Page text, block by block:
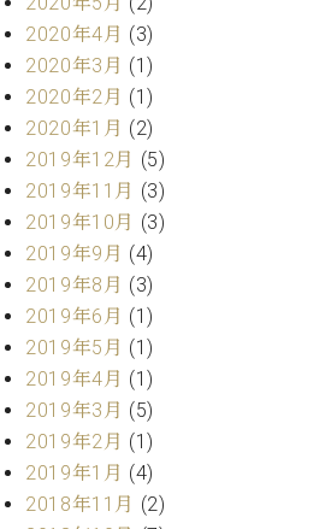
ラ
イ
ト
ピ
ア
ノ
C.
ベ
ヒ
シ
ュ
タ
イ
ン
ア
カ
デ
ミ
ノ
の
コ
ン
シ
ル
ジ
ュ
ア
ク
セン
トラ
ム東
京の
ご案
2020年4月 (3)
2020年3月 (1)
2020年2月 (1)
2020年1月 (2)
2019年12月 (5)
2019年11月 (3)
2019年10月 (3)
2019年9月 (4)
2019年8月 (3)
2019年6月 (1)
2019年5月 (1)
2019年4月 (1)
2019年3月 (5)
2019年2月 (1)
2019年1月 (4)
2018年11月 (2)